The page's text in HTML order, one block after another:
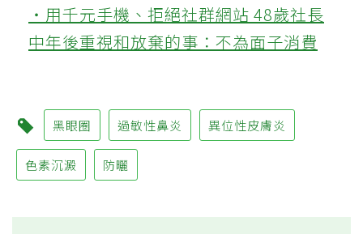
‧用千元手機、拒絕社群網站 48歲社長
中年後重視和放棄的事：不為面子消費
黑眼圈 過敏性鼻炎 異位性皮膚炎
色素沉澱 防曬